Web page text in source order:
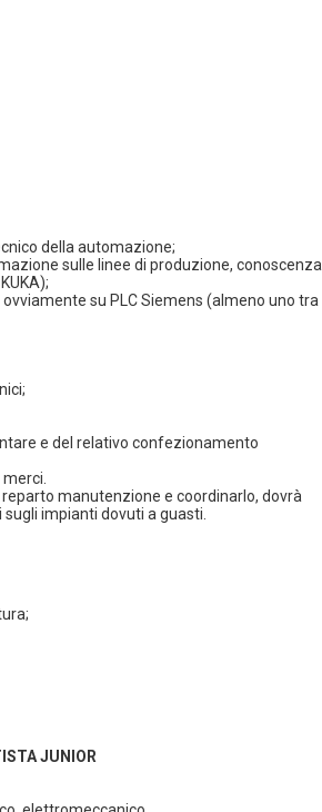
della automazione;
sulle linee di produzione, conoscenza
su PLC Siemens (almeno uno tra
e del relativo confezionamento
manutenzione e coordinarlo, dovrà
impianti dovuti a guasti.
JUNIOR